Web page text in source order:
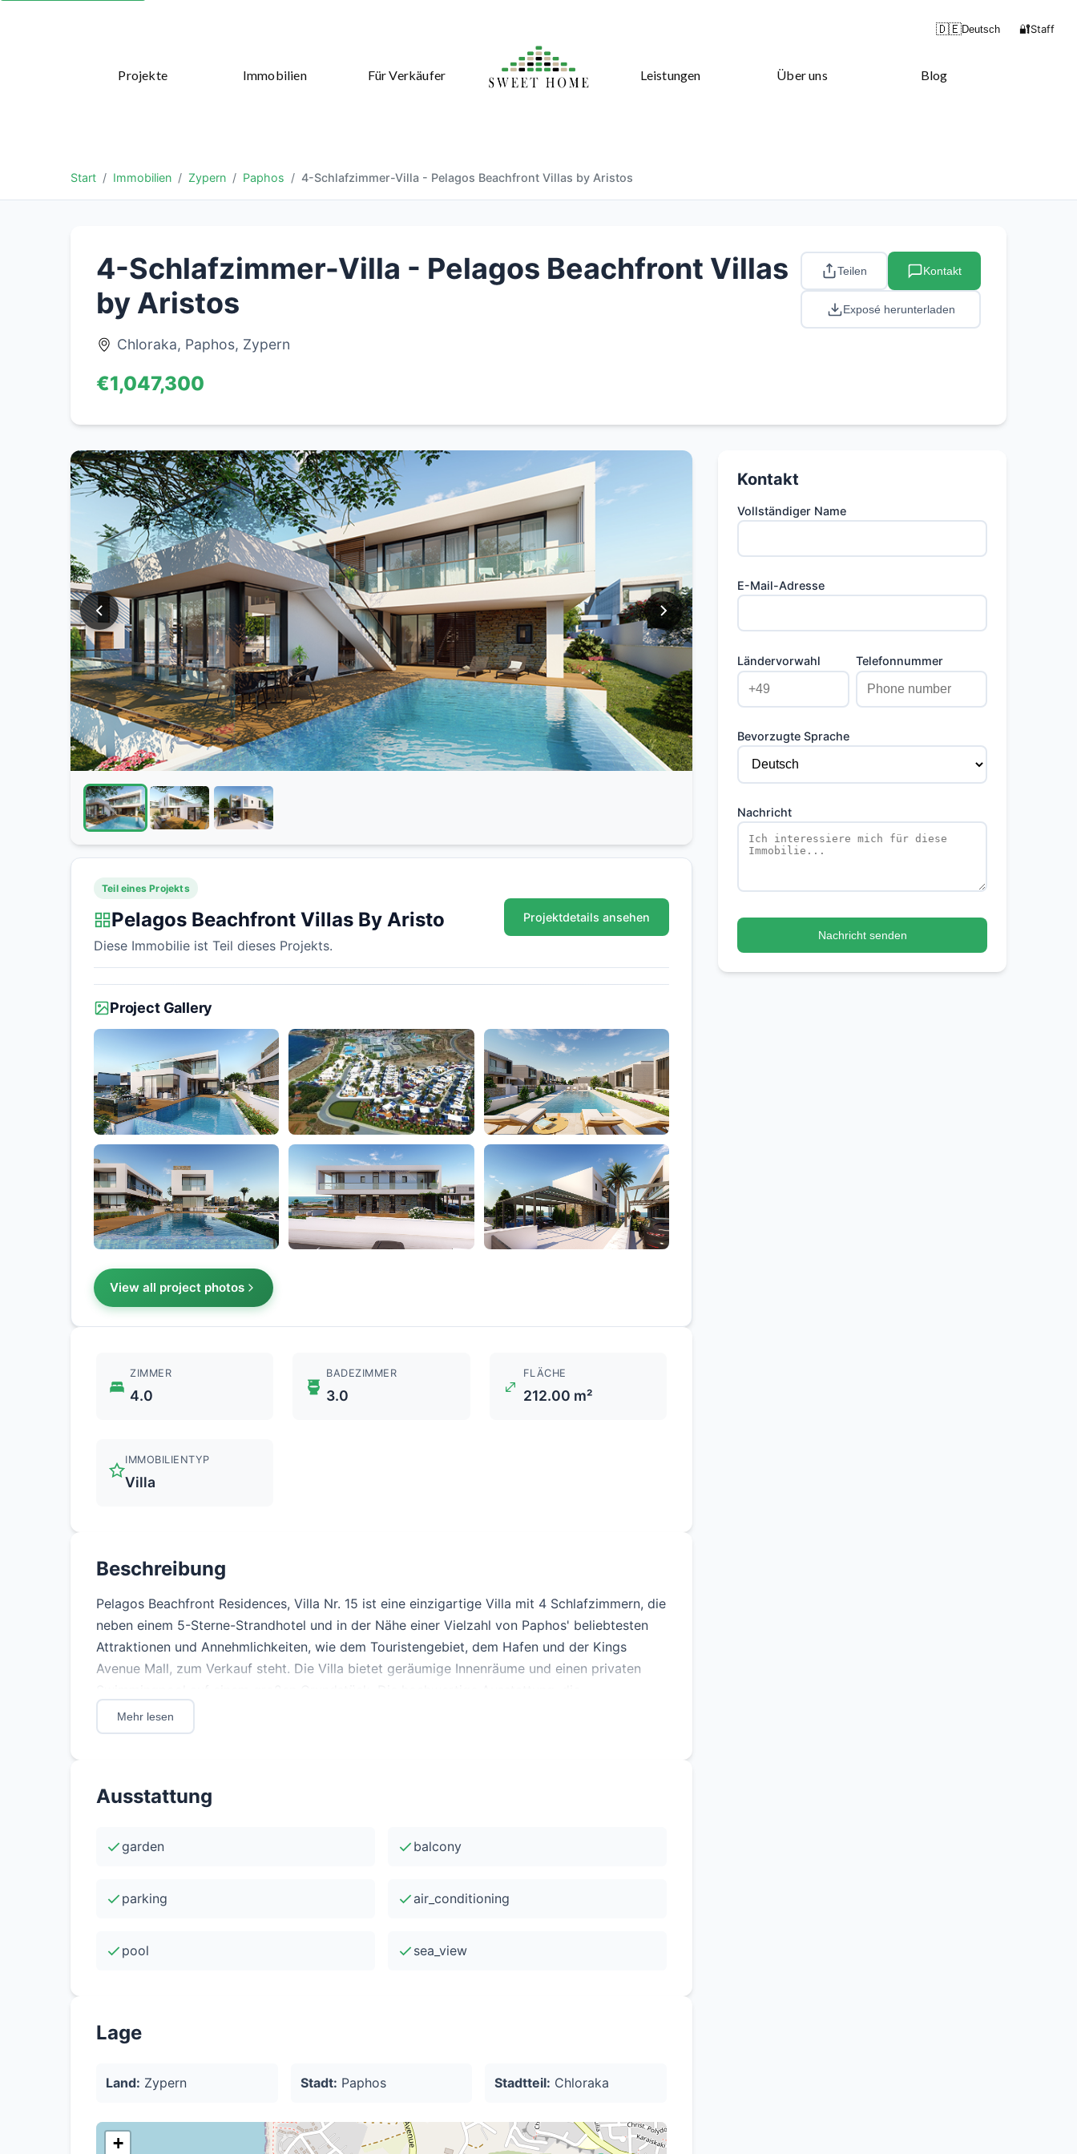
Projekte Immobilien Für Verkäufer Leistungen Über uns Blog
🇩🇪Deutsch 🔐Staff
Start Immobilien Zypern Paphos 4-Schlafzimmer-Villa - Pelagos Beachfront Villas by Aristos
4-Schlafzimmer-Villa - Pelagos Beachfront Villas
by Aristos
Chloraka, Paphos, Zypern
€1,047,300
Teilen Kontakt
Exposé herunterladen
Teil eines Projekts
Pelagos Beachfront Villas By Aristo
Diese Immobilie ist Teil dieses Projekts.
Projektdetails ansehen
Project Gallery
View all project photos
ZIMMER
4.0
BADEZIMMER
3.0
FLÄCHE
212.00 m²
IMMOBILIENTYP
Villa
Beschreibung
Pelagos Beachfront Residences, Villa Nr. 15 ist eine einzigartige Villa mit 4 Schlafzimmern, die
neben einem 5-Sterne-Strandhotel und in der Nähe einer Vielzahl von Paphos' beliebtesten
Attraktionen und Annehmlichkeiten, wie dem Touristengebiet, dem Hafen und der Kings
Avenue Mall, zum Verkauf steht. Die Villa bietet geräumige Innenräume und einen privaten
Spezifikationen und die einzigartige Lage bieten Elite-Käufern die Möglichkeit, den luxuriösen
mediterranen Lebensstil auf Zypern zu genießen.
Schwimmbad: Ja -Energieeffizienz-Kategorie: Energie-Effizienz: (B)
Mehr lesen
Ausstattung
garden balcony
parking air_conditioning
pool sea_view
Lage
Land: Zypern Stadt: Paphos Stadtteil: Chloraka
+
Kontakt
Vollständiger Name
E-Mail-Adresse
Ländervorwahl Telefonnummer
Bevorzugte Sprache
Nachricht
Nachricht senden